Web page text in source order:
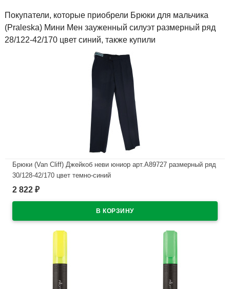
Покупатели, которые приобрели Брюки для мальчика
(Praleska) Мини Мен зауженный силуэт размерный ряд
28/122-42/170 цвет синий, также купили
Брюки (Van Cliff) Джейкоб неви юниор арт.А89727 размерный ряд
30/128-42/170 цвет темно-синий
В наличии
2 822 ₽